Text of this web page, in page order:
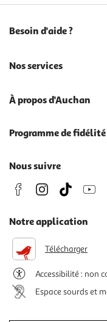
Besoin d'aide ?
Nos services
À propos d'Auchan
Programme de
Nous suivre
Notre application
Télécharger
Accessibilité : non
Espace sourds et